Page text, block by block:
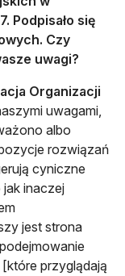
Podpisało się
Czy
uwagi?
Organizacji
uwagami,
albo
rozwiązań
cyniczne
inaczej
jest strona
przyglądają